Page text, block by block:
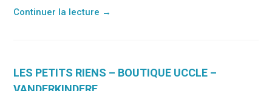
Continuer la lecture →
LES PETITS RIENS – BOUTIQUE UCCLE –